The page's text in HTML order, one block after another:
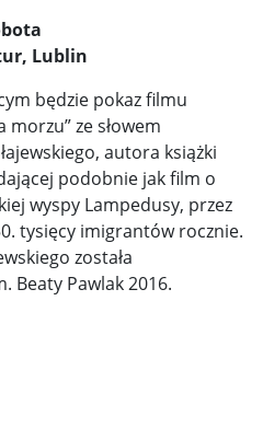
Lublin
będzie pokaz filmu
ze słowem
autora książki
podobnie jak film o
wyspy Lampedusy, przez
tysięcy imigrantów rocznie.
została
Beaty Pawlak 2016.